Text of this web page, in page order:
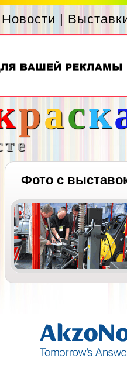
Новости |
раск
Фото с